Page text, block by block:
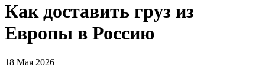
Как доставить груз из
Европы в Россию
18 Мая 2026